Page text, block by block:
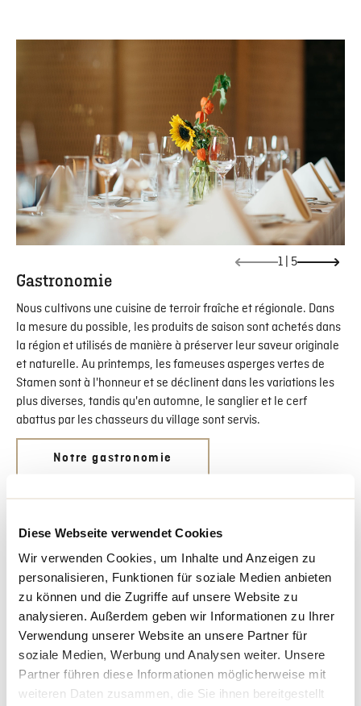
Diese Webseite verwendet Cookies
Wir verwenden Cookies, um Inhalte und Anzeigen zu
personalisieren, Funktionen für soziale Medien anbieten
zu können und die Zugriffe auf unsere Website zu
analysieren. Außerdem geben wir Informationen zu Ihrer
Verwendung unserer Website an unsere Partner für
soziale Medien, Werbung und Analysen weiter. Unsere
Partner führen diese Informationen möglicherweise mit
weiteren Daten zusammen, die Sie ihnen bereitgestellt
1 | 5
Gastronomie
Nous cultivons une cuisine de terroir fraîche et régionale. Dans
la mesure du possible, les produits de saison sont achetés dans
la région et utilisés de manière à préserver leur saveur originale
et naturelle. Au printemps, les fameuses asperges vertes de
Stamen sont à l'honneur et se déclinent dans les variations les
plus diverses, tandis qu'en automne, le sanglier et le cerf
abattus par les chasseurs du village sont servis.
Notre gastronomie
Région
Région viticole de Zurich
Stammheim est le point de départ de toute la région
viticole. À pied jusqu'au lac Nussbaumersee, à vélo